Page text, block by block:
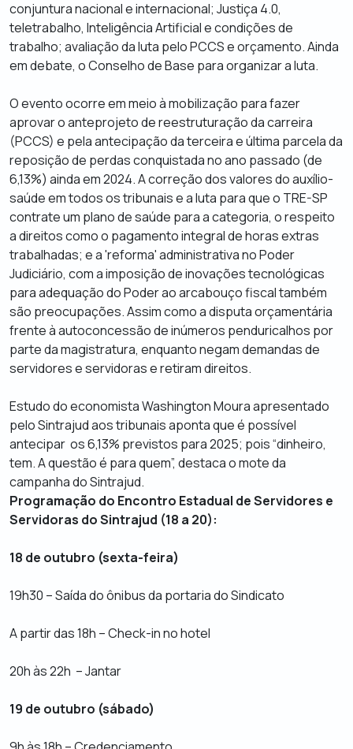
conjuntura nacional e internacional; Justiça 4.0,
teletrabalho, Inteligência Artificial e condições de
trabalho; avaliação da luta pelo PCCS e orçamento. Ainda
em debate, o Conselho de Base para organizar a luta.
O evento ocorre em meio à mobilização para fazer
aprovar o anteprojeto de reestruturação da carreira
(PCCS) e pela antecipação da terceira e última parcela da
reposição de perdas conquistada no ano passado (de
6,13%) ainda em 2024. A correção dos valores do auxílio-
saúde em todos os tribunais e a luta para que o TRE-SP
contrate um plano de saúde para a categoria, o respeito
a direitos como o pagamento integral de horas extras
trabalhadas; e a 'reforma' administrativa no Poder
Judiciário, com a imposição de inovações tecnológicas
para adequação do Poder ao arcabouço fiscal também
são preocupações. Assim como a disputa orçamentária
frente à autoconcessão de inúmeros penduricalhos por
parte da magistratura, enquanto negam demandas de
servidores e servidoras e retiram direitos.
Estudo do economista Washington Moura apresentado
pelo Sintrajud aos tribunais aponta que é possível
antecipar os 6,13% previstos para 2025; pois “dinheiro,
tem. A questão é para quem”, destaca o mote da
campanha do Sintrajud.
Programação do Encontro Estadual de Servidores e
Servidoras do Sintrajud (18 a 20):
18 de outubro (sexta-feira)
19h30 – Saída do ônibus da portaria do Sindicato
A partir das 18h –Check-inno hotel
20h às 22h – Jantar
19 de outubro (sábado)